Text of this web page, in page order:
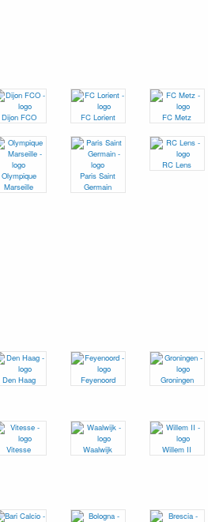
Dijon FCO FC Lorient FC Metz
Olympique
Marseille
Paris Saint
Germain
RC Lens
Den Haag
Feyenoord Groningen
Vitesse
Waalwijk Willem II